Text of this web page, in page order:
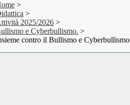
>
>
2025/2026 >
e Cyberbullismo. >
contro il Bullismo e Cyberbullismo